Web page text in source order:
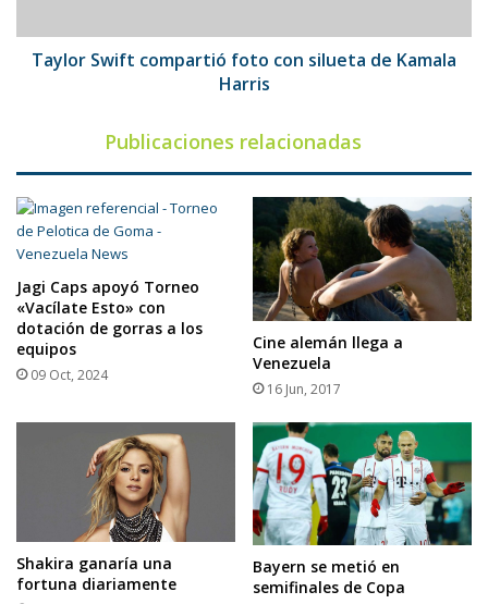
Harris
Taylor Swift compartió foto con silueta de Kamala
Harris
Publicaciones relacionadas
Jagi Caps apoyó Torneo
«Vacílate Esto» con
dotación de gorras a los
equipos
09 Oct, 2024
Cine alemán llega a
Venezuela
16 Jun, 2017
Shakira ganaría una
fortuna diariamente
Bayern se metió en
semifinales de Copa